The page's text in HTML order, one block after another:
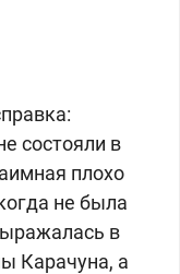
состояли в
плохо
не была
в
Карачуна, а